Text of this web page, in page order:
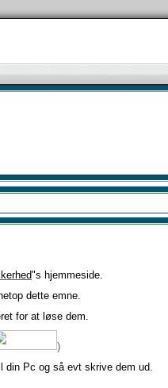
"s hjemmeside.
dette emne.
for at løse dem.
)
Pc og så evt skrive dem ud.